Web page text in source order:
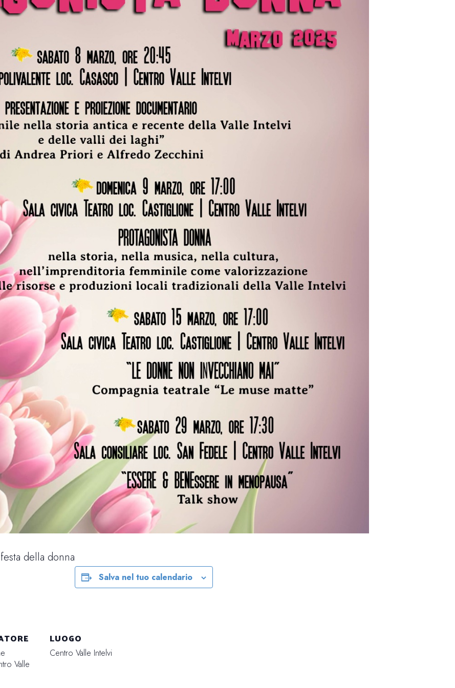
della donna
Salva nel tuo calendario
Valle
LUOGO
Centro Valle Intelvi